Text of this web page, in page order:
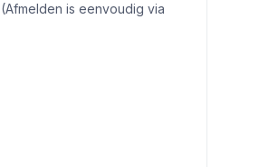
is eenvoudig via